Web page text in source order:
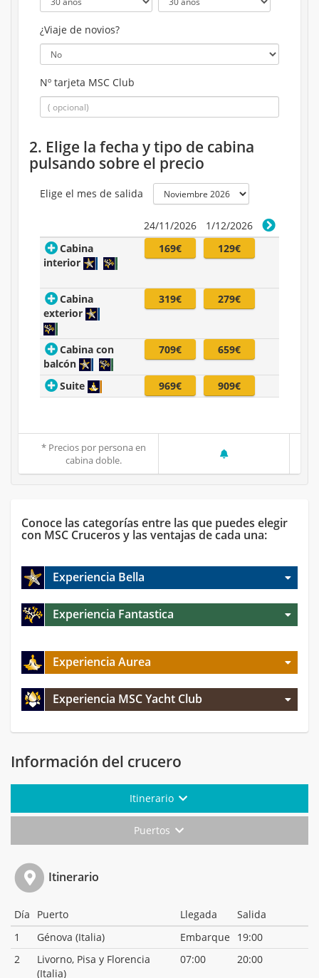
¿Viaje de novios?
Nº tarjeta MSC Club
2. Elige la fecha y tipo de cabina
pulsando sobre el precio
Elige el mes de salida
24/11/2026
1/12/2026
Cabina
interior
169€ 129€
Cabina
exterior
319€ 279€
Cabina con
balcón
709€ 659€
Suite 969€ 909€
* Precios por persona en
cabina doble.
Conoce las categorías entre las que puedes elegir
con MSC Cruceros y las ventajas de cada una:
Experiencia Bella
Experiencia Fantastica
Experiencia Aurea
Experiencia MSC Yacht Club
Información del crucero
Itinerario
Puertos
Itinerario
Día Puerto Llegada
Salida
1
Génova (Italia) Embarque
19:00
2
Livorno, Pisa y Florencia
(Italia)
07:00 20:00